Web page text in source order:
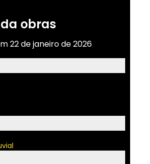
obras
22 de janeiro de 2026
pluvial profunda